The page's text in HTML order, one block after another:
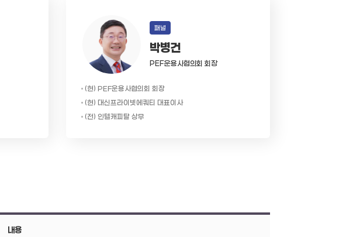
패널
박병건
PEF운용사협의회 회장
(현) PEF운용사협의회 회장
(현) 대신프라이빗에쿼티 대표이사
(전) 인텔캐피탈 상무
내용